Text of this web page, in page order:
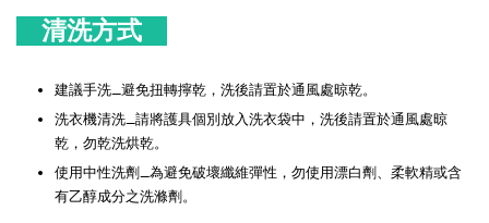
清洗方式
建議手洗_避免扭轉擰乾，洗後請置於通風處晾乾。
洗衣機清洗_請將護具個別放入洗衣袋中，洗後請置於通風處晾
乾，勿乾洗烘乾。
使用中性洗劑_為避免破壞纖維彈性，勿使用漂白劑、柔軟精或含
有乙醇成分之洗滌劑。